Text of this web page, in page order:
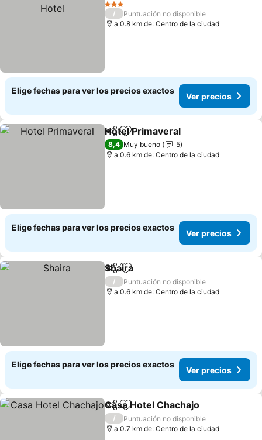
3 Estrellas
/
Puntuación no disponible
a 0.8 km de: Centro de la ciudad
Elige fechas para ver los precios exactos
Ver precios
CompartirAgregar a favoritos
Hotel Primaveral
8,4 Muy bueno
5
a 0.6 km de: Centro de la ciudad
Elige fechas para ver los precios exactos
Ver precios
CompartirAgregar a favoritos
Shaira
/
Puntuación no disponible
a 0.6 km de: Centro de la ciudad
Elige fechas para ver los precios exactos
Ver precios
CompartirAgregar a favoritos
Casa Hotel Chachajo
/
Puntuación no disponible
a 0.7 km de: Centro de la ciudad